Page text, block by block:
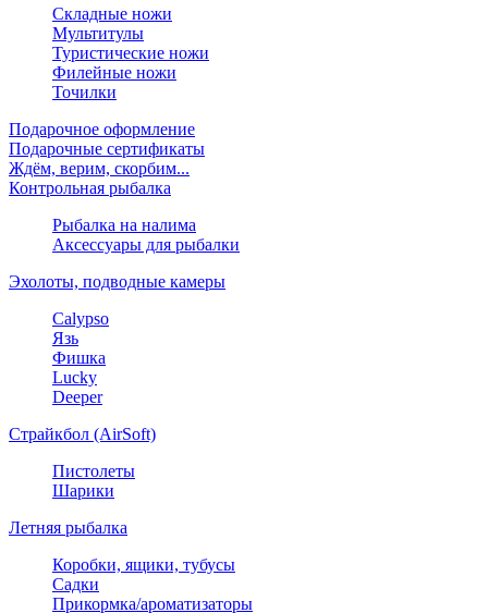
Складные ножи
Мультитулы
Туристические ножи
Филейные ножи
Точилки
Подарочное оформление
Подарочные сертификаты
Ждём, верим, скорбим...
Контрольная рыбалка
Рыбалка на налима
Аксессуары для рыбалки
Эхолоты, подводные камеры
Calypso
Язь
Фишка
Lucky
Deeper
Страйкбол (AirSoft)
Пистолеты
Шарики
Летняя рыбалка
Коробки, ящики, тубусы
Садки
Прикормка/ароматизаторы